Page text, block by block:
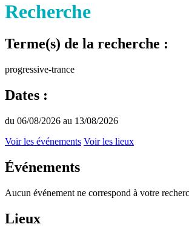
Recherche
Terme(s) de la recherche :
progressive-trance
Dates :
du 06/08/2026 au 13/08/2026
Voir les événements Voir les lieux
Événements
Aucun événement ne correspond à votre
Lieux